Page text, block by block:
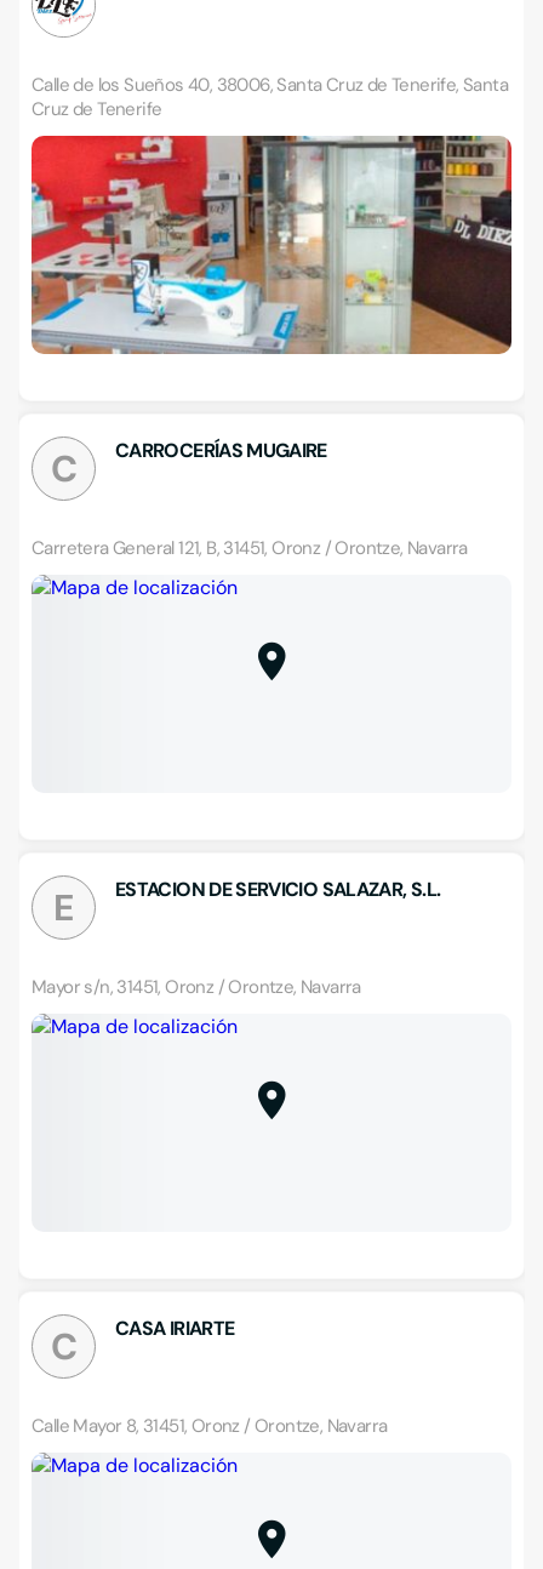
Calle de los Sueños 40, 38006, Santa Cruz de Tenerife, Santa
Cruz de Tenerife
C CARROCERÍAS MUGAIRE
Carretera General 121, B, 31451, Oronz / Orontze, Navarra
E ESTACION DE SERVICIO SALAZAR, S.L.
Mayor s/n, 31451, Oronz / Orontze, Navarra
C CASA IRIARTE
Calle Mayor 8, 31451, Oronz / Orontze, Navarra